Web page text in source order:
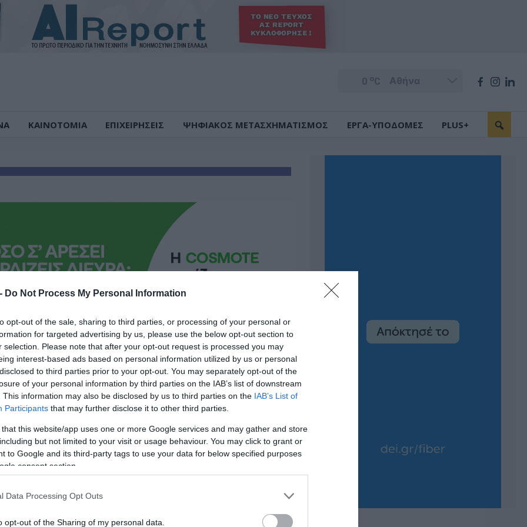
Do Not Process My Personal Information
opt-out of the sale, sharing to third parties, or processing of your personal or
for targeted advertising by us, please use the below opt-out section to
selection. Please note that after your opt-out request is processed you may
interest-based ads based on personal information utilized by us or personal
to third parties prior to your opt-out. You may separately opt-out of the
of your personal information by third parties on the IAB’s list of downstream
This information may also be disclosed by us to third parties on the IAB’s List of
Participants that may further disclose it to other third parties.
that this website/app uses one or more Google services and may gather and store
but not limited to your visit or usage behaviour. You may click to grant or
to Google and its third-party tags to use your data for below specified purposes
consent section.
Data Processing Opt Outs
opt-out of the Sharing of my personal data.
0 oC
ΚΑΙΝΟΤΟΜΙΑ ΕΠΙΧΕΙΡΗΣΕΙΣ ΨΗΦΙΑΚΟΣ ΜΕΤΑΣΧΗΜΑΤΙΣΜΟΣ ΕΡΓΑ-ΥΠΟΔΟΜΕΣ PLUS+